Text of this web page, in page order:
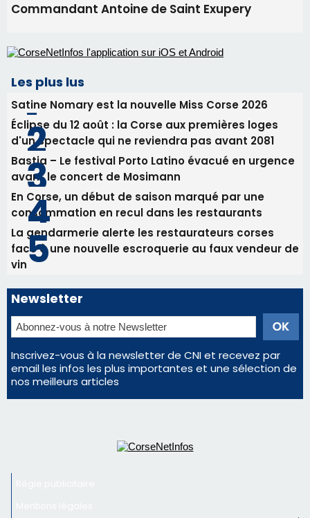
05/08/2026 09:53
procession le 14 août
31/07/2026 08:24
Tennis - Début ce week-end du tournoi du
RCPV
31/07/2026 08:22
82ème anniversaire de la disparition du
Commandant Antoine de Saint Exupery
Les plus lus
Satine Nomary est la nouvelle Miss Corse 2026
Éclipse du 12 août : la Corse aux premières loges
d'un spectacle qui ne reviendra pas avant 2081
Bastia – Le festival Porto Latino évacué en urgence
avant le concert de Mosimann
En Corse, un début de saison marqué par une
consommation en recul dans les restaurants